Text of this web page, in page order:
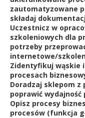
zautomatyzowane
składaj
Uczestnicz w
szkoleniowych dla
potrzeby
internetowe/
Zidentyfikuj wąskie
procesach
Doradzaj sklepom z
poprawić wydajność
Opisz procesy
procesów (funkcja